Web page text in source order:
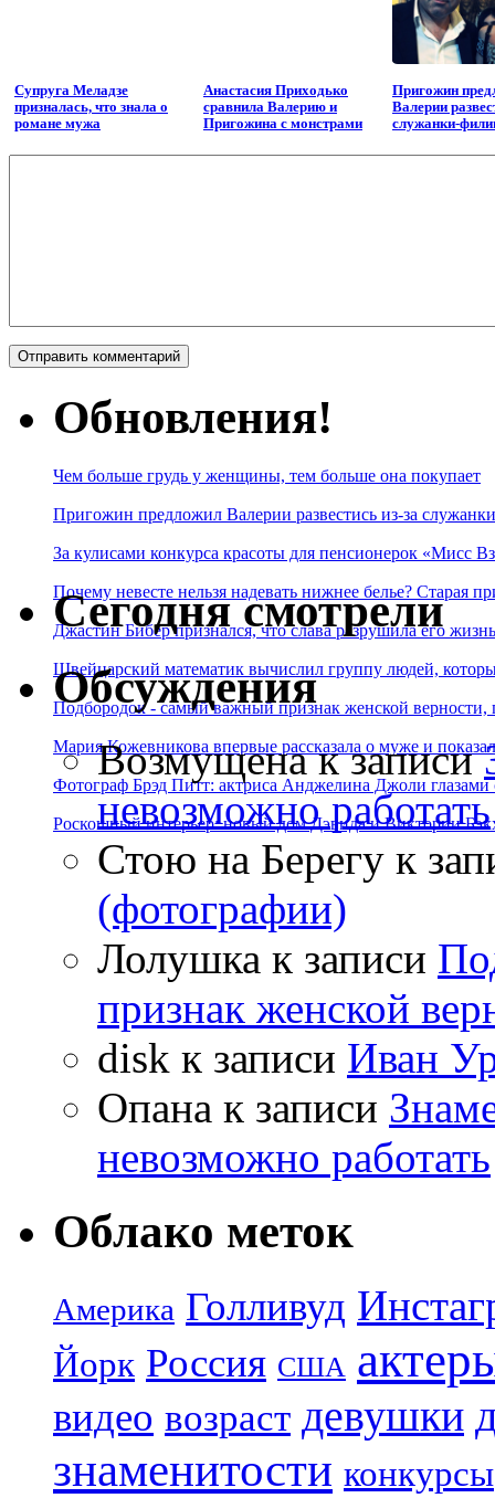
Супруга Меладзе
призналась, что знала о
романе мужа
Анастасия Приходько
сравнила Валерию и
Пригожина с монстрами
Пригожин
Валерии
служанки-
Обновления!
Чем больше грудь у женщины, тем больше она покупает
Пригожин предложил Валерии развестись из-за
За кулисами конкурса красоты для пенсионерок «Мисс
Почему невесте нельзя надевать нижнее белье? Старая
Джастин Бибер признался, что слава разрушила его
Швейцарский математик вычислил группу людей,
Подбородок - самый важный признак женской
Мария Кожевникова впервые рассказала о муже и
Фотограф Брэд Питт: актриса Анджелина Джоли глазами
Роскошный интерьер: новый дом Дэвида и Виктории
Сегодня смотрели
Обсуждения
Возмущенак записи
невозможно работать
Стою на Берегу к
(фотографии)
Лолушка к записи
признак женской
disk к записи Иван
Опана к записи
невозможно работать
Облако меток
Америка Голливуд
Йорк Россия США
видео возраст девушки
знаменитости конкурсы